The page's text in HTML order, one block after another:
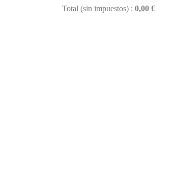
Total (sin impuestos) : 0,00 €